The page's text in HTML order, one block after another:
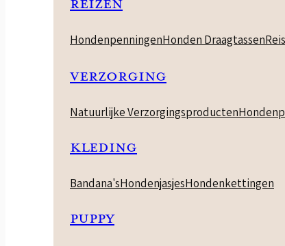
REIZEN
HondenpenningenHonden Draagtassen
VERZORGING
Natuurlijke Verzorgingsproducten
KLEDING
Bandana'sHondenjasjesHondenkettingen
PUPPY